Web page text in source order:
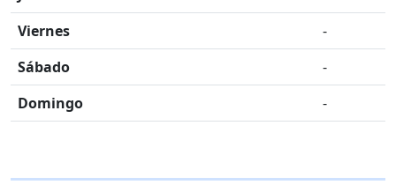
Viernes
-
Sábado
-
Domingo
-